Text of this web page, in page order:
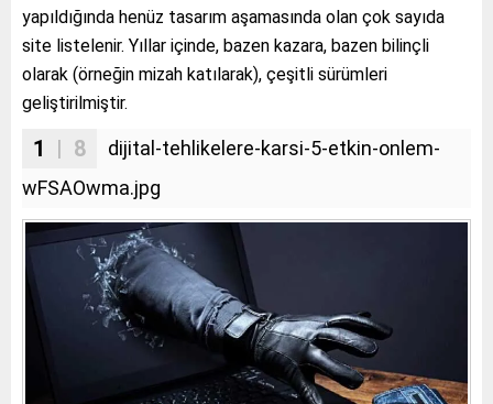
yapıldığında henüz tasarım aşamasında olan çok sayıda
site listelenir. Yıllar içinde, bazen kazara, bazen bilinçli
olarak (örneğin mizah katılarak), çeşitli sürümleri
geliştirilmiştir.
1 | 8
dijital-tehlikelere-karsi-5-etkin-onlem-
wFSAOwma.jpg